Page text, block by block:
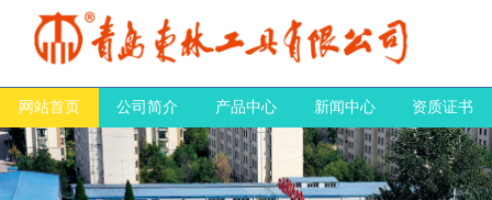
网站首页 公司简介 产品中心 新闻中心 资质证书